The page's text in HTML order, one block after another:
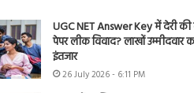
UGC NET Answer Key में देरी
पेपर लीक विवाद? लाखों उम्मीदवार
इंतजार
26 July 2026 - 6:11 PM